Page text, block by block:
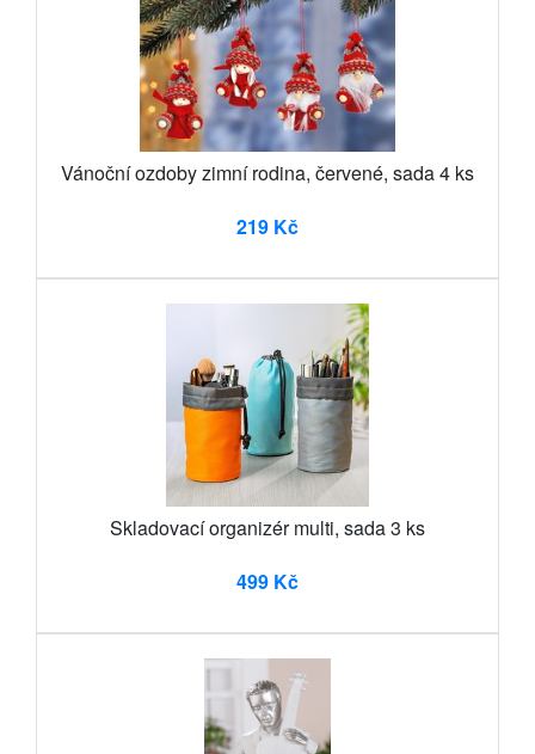
Vánoční ozdoby zimní rodina, červené, sada 4 ks
219 Kč
Skladovací organizér multi, sada 3 ks
499 Kč